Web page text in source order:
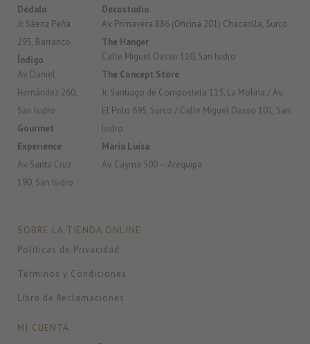
Dédalo
Jr. Sáenz Peña
295, Barranco
Índigo
Av. Daniel
Hernández 260,
San Isidro
Gourmet
Experience
Av. Santa Cruz
190, San Isidro
Decostudio
Av. Primavera 886 (Oficina 201) Chacarilla, Surco
The Hanger
Calle Miguel Dasso 110, San Isidro
The Concept Store
Jr. Santiago de Compostela 113, La Molina / Av.
El Polo 695, Surco / Calle Miguel Dasso 101, San
Isidro
Maria Luisa
Av. Cayma 500 – Arequipa
SOBRE LA TIENDA ONLINE
Políticas de Privacidad
Términos y Condiciones
Libro de Reclamaciones
MI CUENTA